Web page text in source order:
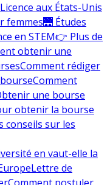
aux États-Unis
femmes🌉 Études
en STEM👉 Plus de
obtenir une
Comment rédiger
Comment
une bourse
obtenir la bourse
conseils sur les
en vaut-elle la
Lettre de